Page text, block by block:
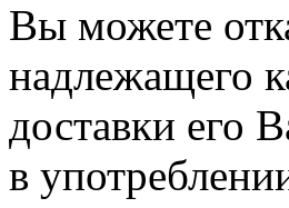
Вы можете
надлежащего
доставки его
в